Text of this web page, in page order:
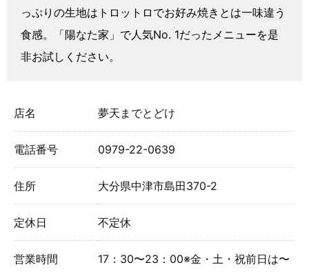
っぷりの生地はトロットロでお好み焼きとは一味違う
食感。「陽なた家」で人気No. 1だったメニューを是
非お試しください。
店名 夢天までとどけ
電話番号 0979-22-0639
住所 大分県中津市島田370-2
定休日 不定休
営業時間
17：30〜23：00※金・土・祝前日は〜